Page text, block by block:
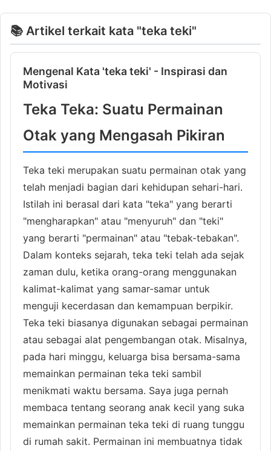
📚 Artikel terkait kata "teka teki"
Mengenal Kata 'teka teki' - Inspirasi dan
Motivasi
Teka Teka: Suatu Permainan
Otak yang Mengasah Pikiran
Teka teki merupakan suatu permainan otak yang
telah menjadi bagian dari kehidupan sehari-hari.
Istilah ini berasal dari kata "teka" yang berarti
"mengharapkan" atau "menyuruh" dan "teki"
yang berarti "permainan" atau "tebak-tebakan".
Dalam konteks sejarah, teka teki telah ada sejak
zaman dulu, ketika orang-orang menggunakan
kalimat-kalimat yang samar-samar untuk
menguji kecerdasan dan kemampuan berpikir.
Teka teki biasanya digunakan sebagai permainan
atau sebagai alat pengembangan otak. Misalnya,
pada hari minggu, keluarga bisa bersama-sama
memainkan permainan teka teki sambil
menikmati waktu bersama. Saya juga pernah
membaca tentang seorang anak kecil yang suka
memainkan permainan teka teki di ruang tunggu
di rumah sakit. Permainan ini membuatnya tidak